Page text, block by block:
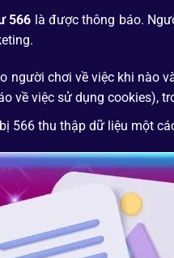
566 là được thông báo.
người chơi về việc khi nào
về việc sử dụng cookies),
566 thu thập dữ liệu một